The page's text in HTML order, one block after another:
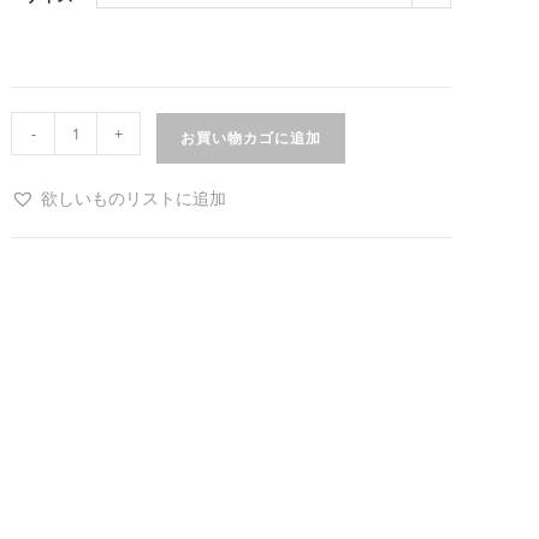
- + お買い物カゴに追加
欲しいものリストに追加